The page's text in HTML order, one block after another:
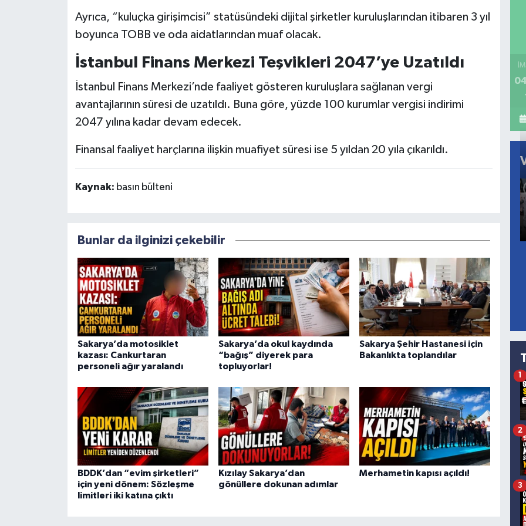
Ayrıca, “kuluçka girişimcisi” statüsündeki dijital şirketler kuruluşlarından itibaren 3 yıl
boyunca TOBB ve oda aidatlarından muaf olacak.
İstanbul Finans Merkezi Teşvikleri 2047’ye Uzatıldı
İstanbul Finans Merkezi’nde faaliyet gösteren kuruluşlara sağlanan vergi
avantajlarının süresi de uzatıldı. Buna göre, yüzde 100 kurumlar vergisi indirimi
2047 yılına kadar devam edecek.
Finansal faaliyet harçlarına ilişkin muafiyet süresi ise 5 yıldan 20 yıla çıkarıldı.
Kaynak: basın bülteni
Bunlar da ilginizi çekebilir
Sakarya’da motosiklet
kazası: Cankurtaran
personeli ağır yaralandı
Sakarya’da okul kaydında
“bağış” diyerek para
topluyorlar!
Sakarya Şehir Hastanesi için
Bakanlıkta toplandılar
BDDK’dan “evim şirketleri”
için yeni dönem: Sözleşme
limitleri iki katına çıktı
Kızılay Sakarya’dan
gönüllere dokunan adımlar
Merhametin kapısı açıldı!
1
2
3